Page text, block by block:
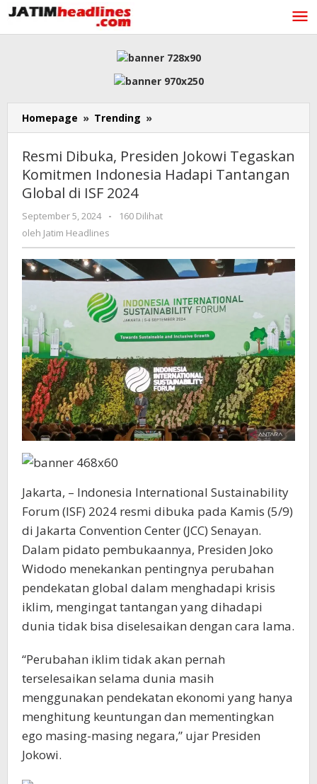
Lewati
ke
konten
Homepage » Trending »
Dibuka,
Jokowi
Tegaskan
Hadapi
Global
ISF
Resmi Dibuka, Presiden Jokowi Tegaskan
Komitmen Indonesia Hadapi Tantangan
Global di ISF 2024
September 5, 2024
oleh
-
160 Dilihat
oleh Jatim Headlines
Jakarta, – Indonesia International Sustainability
Forum (ISF) 2024 resmi dibuka pada Kamis (5/9)
di Jakarta Convention Center (JCC) Senayan.
Dalam pidato pembukaannya, Presiden Joko
Widodo menekankan pentingnya perubahan
pendekatan global dalam menghadapi krisis
iklim, mengingat tantangan yang dihadapi
dunia tidak bisa diselesaikan dengan cara lama.
“Perubahan iklim tidak akan pernah
terselesaikan selama dunia masih
menggunakan pendekatan ekonomi yang hanya
menghitung keuntungan dan mementingkan
ego masing-masing negara,” ujar Presiden
Jokowi.